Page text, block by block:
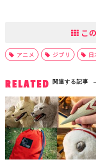
こ
アニメ ジブリ
RELATED 関連する記事